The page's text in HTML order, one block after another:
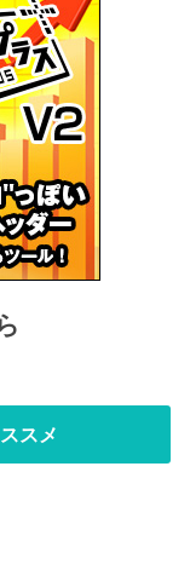
スメ